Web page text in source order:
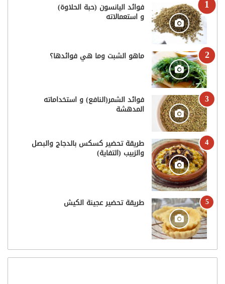
فوائد اليانسون (حبة الحلاوة)
و استعمالاته
ماهو الشبت وما هي فوائدها؟
فوائد الشمر(النافع) و استخداماته
المدهشة
طريقة تحضير كسكس بالدجاج والبصل
والزبيب (التفاية)
طريقة تحضير عجينة الكيش